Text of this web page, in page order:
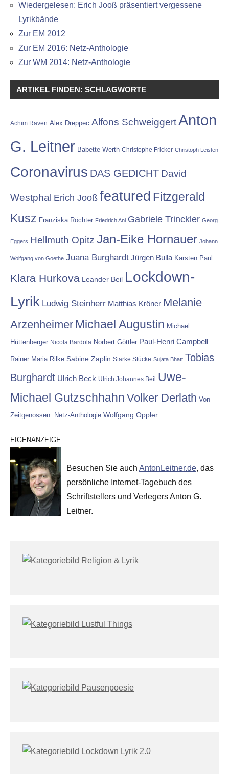
Wiedergelesen: Erich Jooß präsentiert vergessene
Lyrikbände
Zur EM 2012
Zur EM 2016: Netz-Anthologie
Zur WM 2014: Netz-Anthologie
ARTIKEL FINDEN: SCHLAGWORTE
Achim Raven Alex Dreppec Alfons SchweiggertAnton
G. Leitner Babette Werth Christophe Fricker Christoph Leisten
Coronavirus DAS GEDICHT David
Westphal Erich Jooß featured Fitzgerald
Kusz Franziska Röchter Friedrich Ani Gabriele Trinckler Georg
Eggers Hellmuth Opitz Jan-Eike Hornauer Johann
Wolfgang von Goethe Juana Burghardt Jürgen Bulla Karsten Paul
Klara Hurkova Leander Beil Lockdown-
Lyrik Ludwig Steinherr Matthias Kröner Melanie
Arzenheimer Michael Augustin Michael
Hüttenberger Nicola Bardola Norbert Göttler Paul-Henri Campbell
Rainer Maria Rilke Sabine Zaplin Starke Stücke Sujata Bhatt Tobias
Burghardt Ulrich Beck Ulrich Johannes Beil Uwe-
Michael Gutzschhahn Volker Derlath Von
Zeitgenossen: Netz-Anthologie Wolfgang Oppler
EIGENANZEIGE
Besuchen Sie auch AntonLeitner.de, das
persönliche Internet-Tagebuch des
Schriftstellers und Verlegers Anton G.
Leitner.